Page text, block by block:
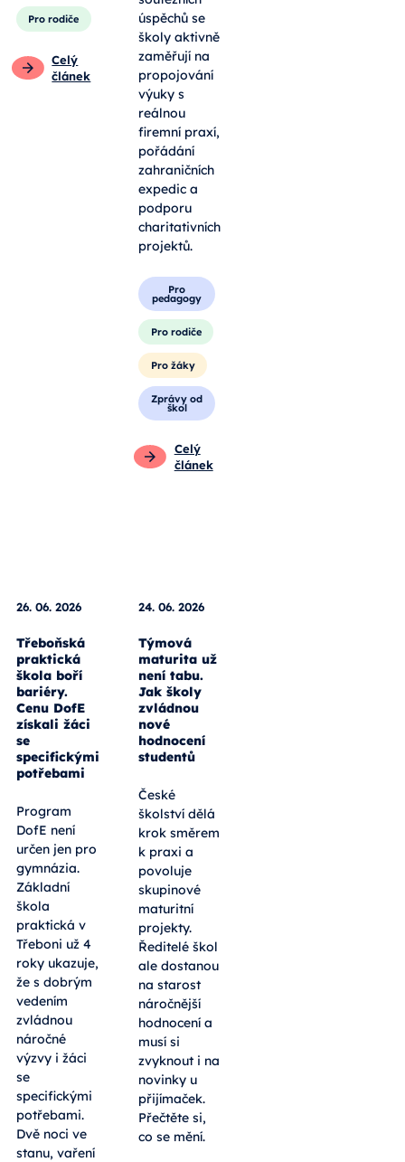
Pro rodiče
Celý
článek
úspěchů se
školy aktivně
zaměřují na
propojování
výuky s
reálnou
firemní praxí,
pořádání
zahraničních
expedic a
podporu
charitativních
projektů.
Pro
pedagogy
Pro rodiče
Pro žáky
Zprávy od
škol
Celý
článek
26. 06. 2026
Třeboňská
praktická
škola boří
bariéry.
Cenu DofE
získali žáci
se
specifickými
potřebami
Program
DofE není
určen jen pro
gymnázia.
Základní
škola
praktická v
Třeboni už 4
roky ukazuje,
že s dobrým
vedením
zvládnou
náročné
výzvy i žáci
se
specifickými
potřebami.
Dvě noci ve
stanu, vaření
24. 06. 2026
Týmová
maturita už
není tabu.
Jak školy
zvládnou
nové
hodnocení
studentů
České
školství dělá
krok směrem
k praxi a
povoluje
skupinové
maturitní
projekty.
Ředitelé škol
ale dostanou
na starost
náročnější
hodnocení a
musí si
zvyknout i na
novinky u
přijímaček.
Přečtěte si,
co se mění.